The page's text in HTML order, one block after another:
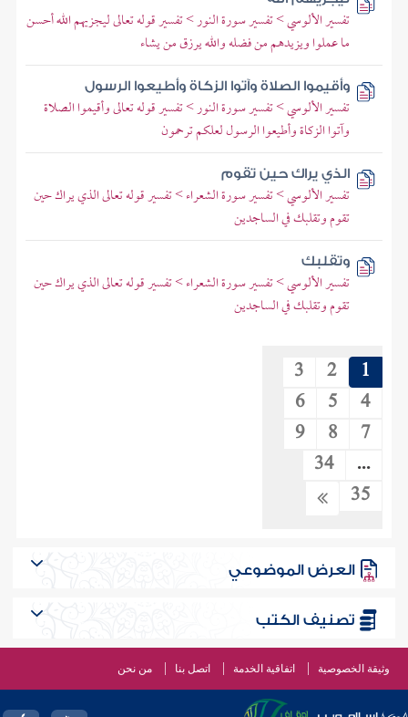
تفسير الألوسي > تفسير سورة النور > تفسير قوله تعالى ليجزيهم الله أحسن
ما عملوا ويزيدهم من فضله والله يرزق من يشاء
وأقيموا الصلاة وآتوا الزكاة وأطيعوا الرسول
تفسير الألوسي > تفسير سورة النور > تفسير قوله تعالى وأقيموا الصلاة
وآتوا الزكاة وأطيعوا الرسول لعلكم ترحمون
الذي يراك حين تقوم
تفسير الألوسي > تفسير سورة الشعراء > تفسير قوله تعالى الذي يراك حين
تقوم وتقلبك في الساجدين
وتقلبك
تفسير الألوسي > تفسير سورة الشعراء > تفسير قوله تعالى الذي يراك حين
تقوم وتقلبك في الساجدين
1
2
3
4
5
6
7
8
9
...
34
35
العرض الموضوعي
تصنيف الكتب
وثيقة الخصوصية اتفاقية الخدمة اتصل بنا من نحن